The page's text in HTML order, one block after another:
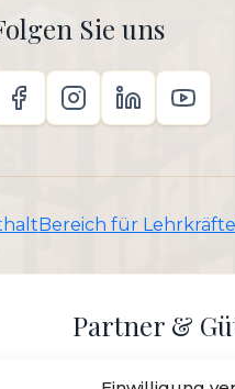
Sie uns
Bereich für Lehrkräfte
Partner &